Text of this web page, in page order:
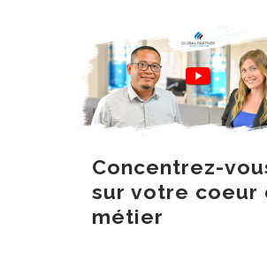
Concentrez-
sur votre coeur
métier